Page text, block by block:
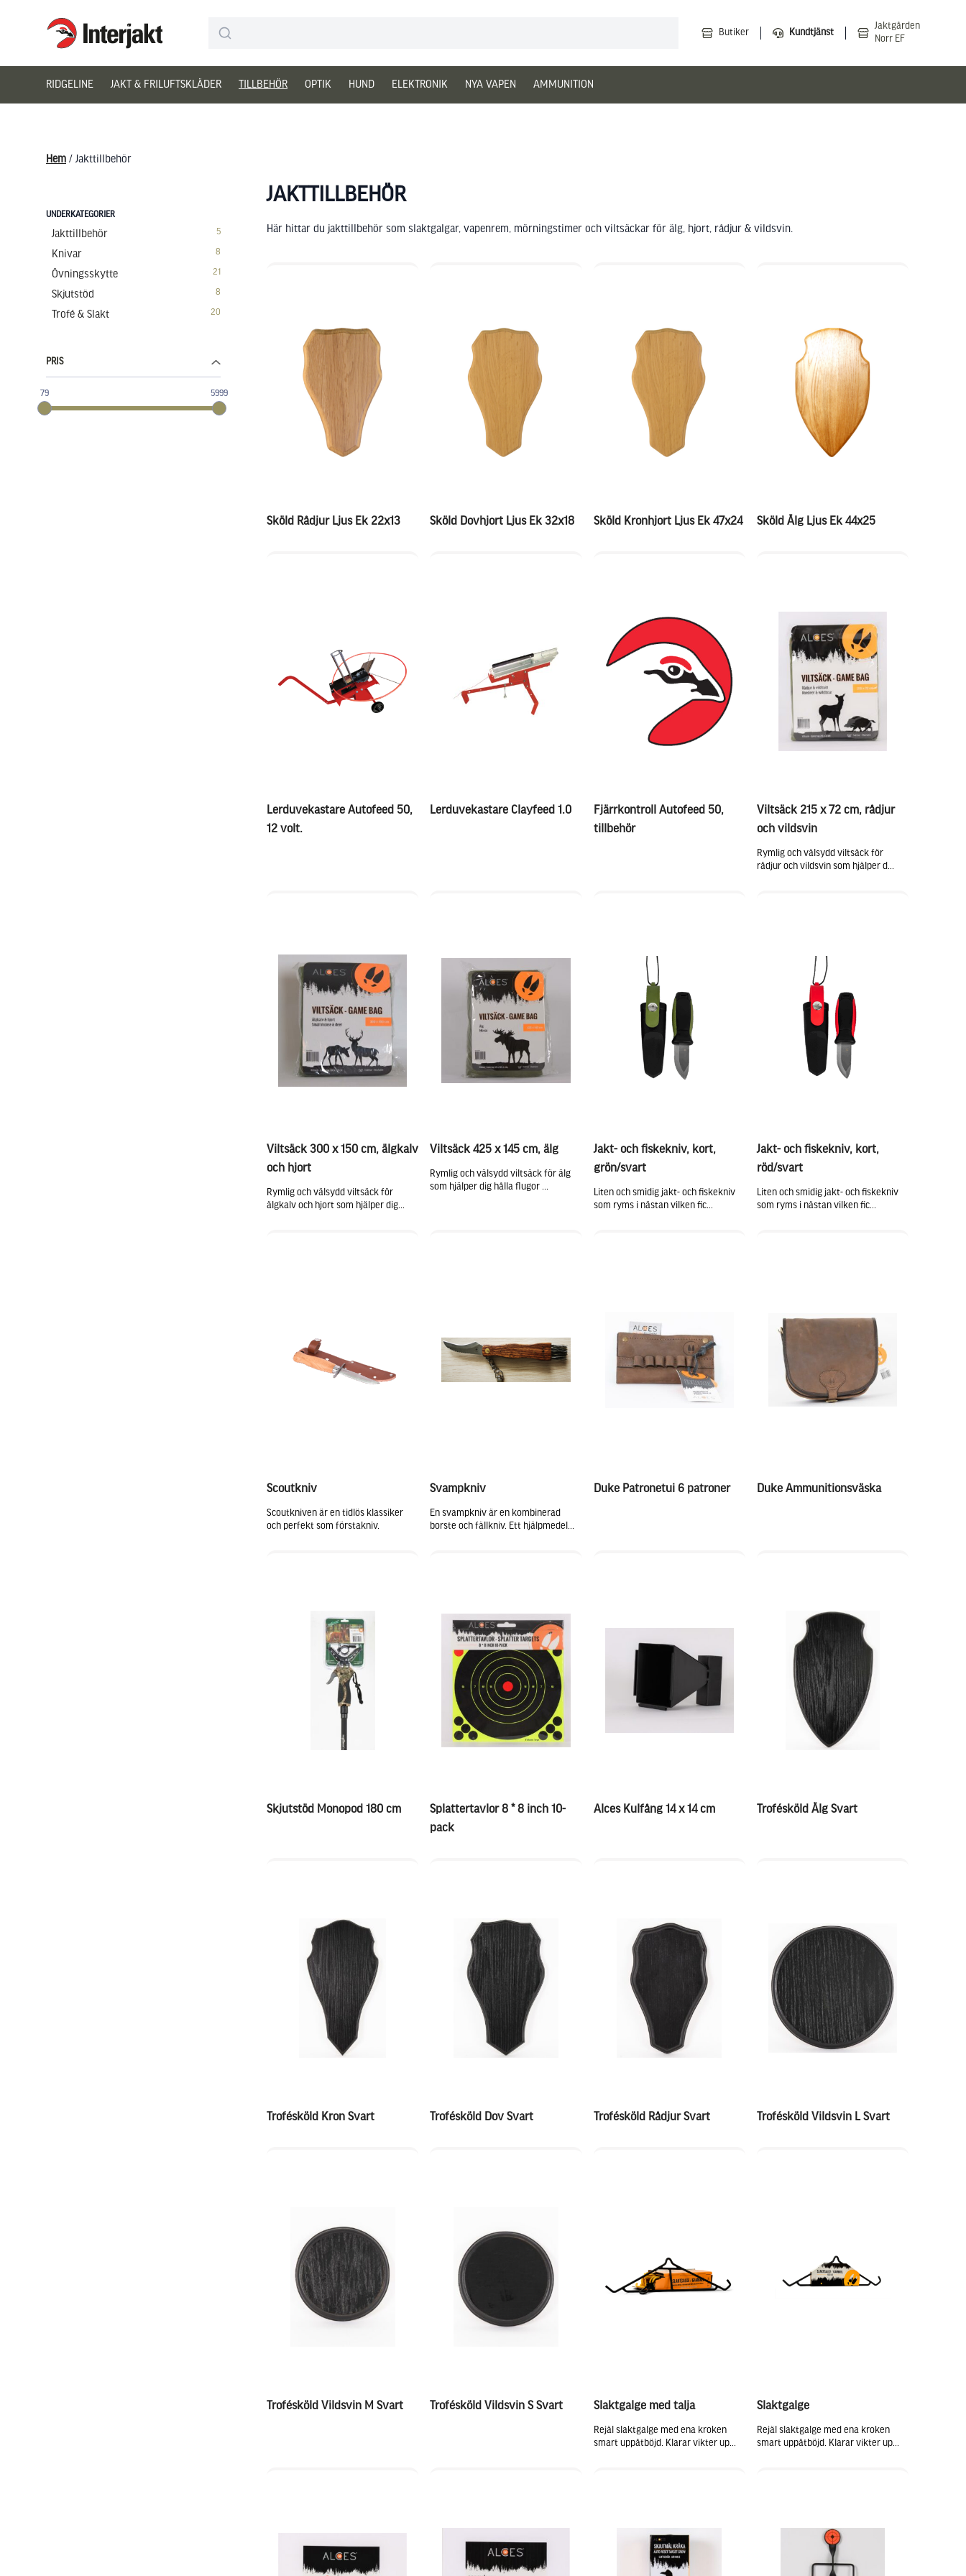
Interjakt SE
Butiker Kundtjänst
Jaktgården
Norr EF
RIDGELINE JAKT & FRILUFTSKLÄDER TILLBEHÖR OPTIK HUND ELEKTRONIK NYA VAPEN AMMUNITION
Hem / Jakttillbehör
UNDERKATEGORIER
Jakttillbehör 5
Knivar 8
Övningsskytte 21
Skjutstöd 8
Trofé & Slakt 20
PRIS
79 5999
JAKTTILLBEHÖR
Här hittar du jakttillbehör som slaktgalgar, vapenrem, mörningstimer och viltsäckar för älg, hjort, rådjur & vildsvin.
Sköld Rådjur Ljus Ek 22x13 Sköld Dovhjort Ljus Ek 32x18 Sköld Kronhjort Ljus Ek 47x24 Sköld Älg Ljus Ek 44x25
Lerduvekastare Autofeed 50,
12 volt.
Lerduvekastare Clayfeed 1.0
Fjärrkontroll Autofeed 50,
tillbehör
Viltsäck 215 x 72 cm, rådjur
och vildsvin
Rymlig och välsydd viltsäck för
rådjur och vildsvin som hjälper d...
Viltsäck 300 x 150 cm, älgkalv
och hjort
Rymlig och välsydd viltsäck för
älgkalv och hjort som hjälper dig...
Viltsäck 425 x 145 cm, älg
Rymlig och välsydd viltsäck för älg
som hjälper dig hålla flugor ...
Jakt- och fiskekniv, kort,
grön/svart
Liten och smidig jakt- och fiskekniv
som ryms i nästan vilken fic...
Jakt- och fiskekniv, kort,
röd/svart
Liten och smidig jakt- och fiskekniv
som ryms i nästan vilken fic...
Scoutkniv
Scoutkniven är en tidlös klassiker
och perfekt som förstakniv.
Svampkniv
En svampkniv är en kombinerad
borste och fällkniv. Ett hjälpmedel...
Duke Patronetui 6 patroner Duke Ammunitionsväska
Skjutstöd Monopod 180 cm
Splattertavlor 8 * 8 inch 10-
pack
Alces Kulfång 14 x 14 cm Trofésköld Älg Svart
Trofésköld Kron Svart Trofésköld Dov Svart Trofésköld Rådjur Svart Trofésköld Vildsvin L Svart
Trofésköld Vildsvin M Svart Trofésköld Vildsvin S Svart Slaktgalge med talja
Rejäl slaktgalge med ena kroken
smart uppåtböjd. Klarar vikter up...
Slaktgalge
Rejäl slaktgalge med ena kroken
smart uppåtböjd. Klarar vikter up...